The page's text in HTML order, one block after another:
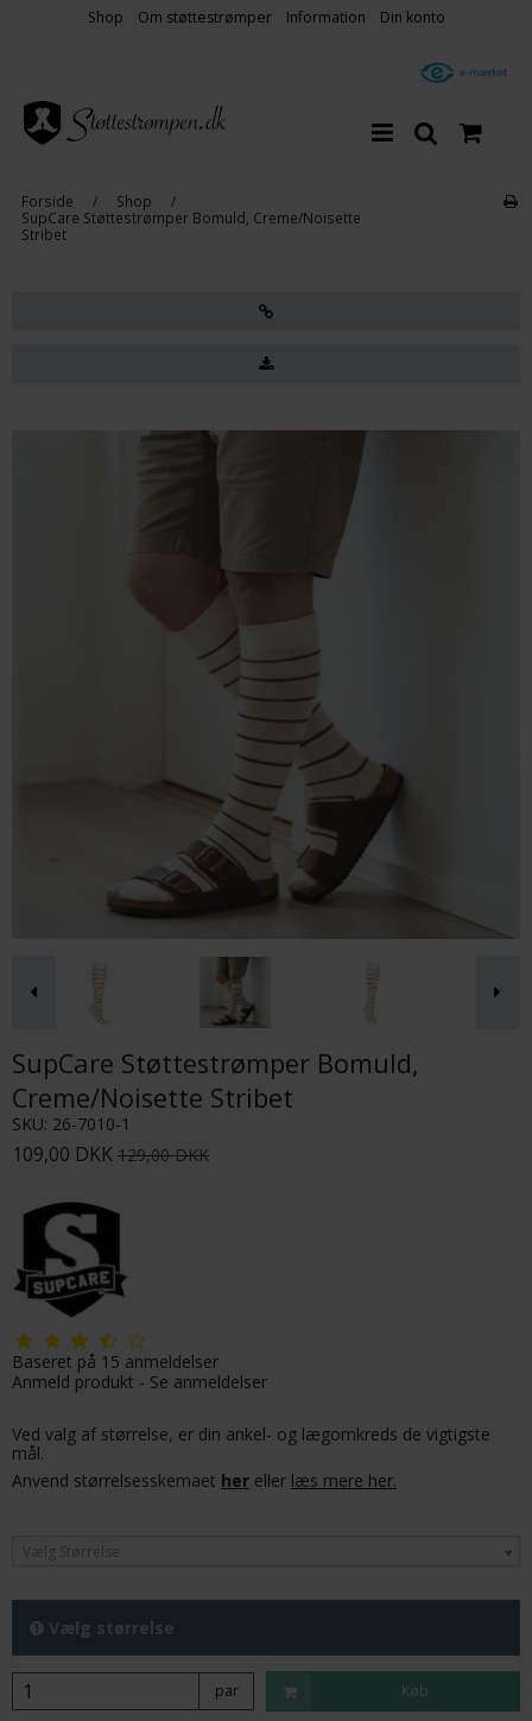
Shop Om støttestrømper Information Din konto
Forside / Shop
/
SupCare Støttestrømper Bomuld, Creme/Noisette
Stribet
SupCare Støttestrømper Bomuld,
Creme/Noisette Stribet
SKU: 26-7010-1
109,00 DKK 129,00 DKK
Baseret på 15 anmeldelser
Anmeld produkt - Se anmeldelser
Ved valg af størrelse, er din ankel- og lægomkreds de vigtigste
mål.
Anvend størrelsesskemaet her eller læs mere her.
Vælg Størrelse
Vælg størrelse
par Køb